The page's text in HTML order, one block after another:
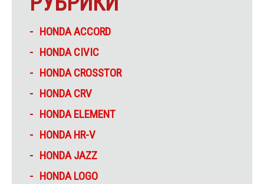
HONDA ACCORD
HONDA CIVIC
HONDA CROSSTOR
HONDA CRV
HONDA ELEMENT
HONDA HR-V
HONDA JAZZ
HONDA LOGO